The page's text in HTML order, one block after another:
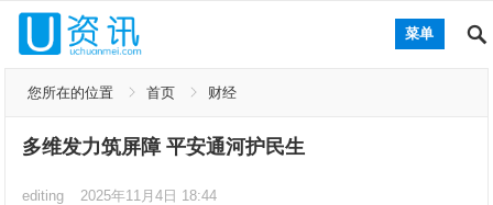
菜单
您所在的位置 首页 财经
多维发力筑屏障 平安通河护民生
editing 2025年11月4日 18:44